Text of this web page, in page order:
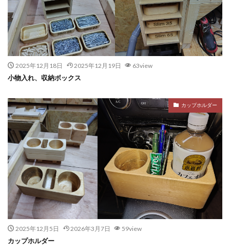
2025年12月18日 2025年12月19日 63view
小物入れ、収納ボックス
カップホルダー
2025年12月5日 2026年3月7日 59view
カップホルダー